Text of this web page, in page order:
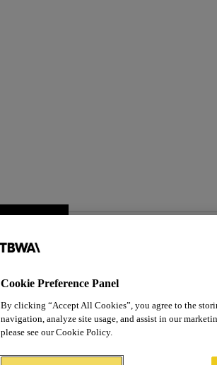
Cookie Preference Panel
By clicking “Accept All Cookies”, you agree to the
navigation, analyze site usage, and assist in our
please see our Cookie Policy.